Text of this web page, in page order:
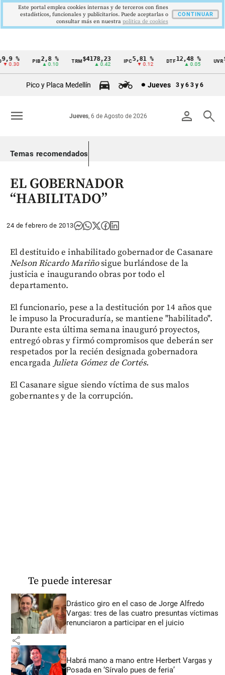
Cintillo
Colombia
%
0.30
PIB2,8 %
▲ 0.10
TRM$4178,23
▲ 0.42
IPC5,81 %
▼ 0.12
DTF12,48 %
▲ 0.05
UVR
Pico y Placa Medellín Jueves 3 y 6 3 y 6
person search
Jueves, 6 de Agosto de 2026
menu
Temas recomendados
EL GOBERNADOR
“HABILITADO”
24 de febrero de 2013
El destituido e inhabilitado gobernador de Casanare
Nelson Ricardo Mariñosigue burlándose de la
justicia e inaugurando obras por todo el
departamento.
El funcionario, pese a la destitución por 14 años que
le impuso la Procuraduría, se mantiene "habilitado".
Durante esta última semana inauguró proyectos,
entregó obras y firmó compromisos que deberán ser
respetados por la recién designada gobernadora
encargada Julieta Gómez de Cortés.
El Casanare sigue siendo víctima de sus malos
gobernantes y de la corrupción.
Te puede interesar
Drástico giro en el caso de Jorge Alfredo
Vargas: tres de las cuatro presuntas víctimas
renunciaron a participar en el juicio
share
Habrá mano a mano entre Herbert Vargas y
Posada en ‘Sírvalo pues de feria’
Este portal emplea cookies internas y de terceros con fines
estadísticos, funcionales y publicitarios. Puede aceptarlas o
consultar más en nuestra politica de cookies
CONTINUAR